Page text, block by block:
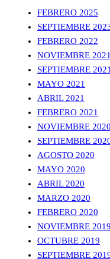
FEBRERO 2025
SEPTIEMBRE
FEBRERO 2022
NOVIEMBRE 2021
SEPTIEMBRE 2021
MAYO 2021
ABRIL 2021
FEBRERO 2021
NOVIEMBRE 2020
SEPTIEMBRE
AGOSTO 2020
MAYO 2020
ABRIL 2020
MARZO 2020
FEBRERO 2020
NOVIEMBRE 2019
OCTUBRE 2019
SEPTIEMBRE